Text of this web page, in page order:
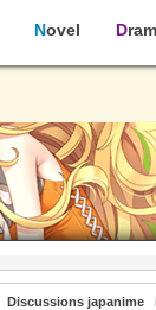
Novel
Discussions japanime